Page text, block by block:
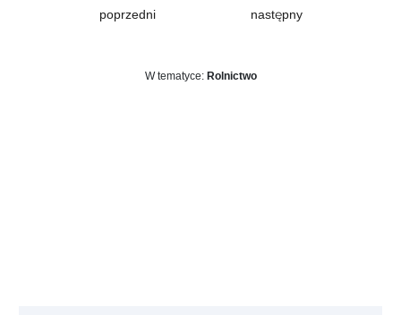
poprzedni następny
W tematyce: Rolnictwo